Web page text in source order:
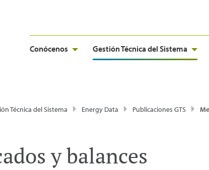
Conócenos Gestión Técnica del Sistema
Técnica del Sistema Energy Data Publicaciones GTS
y balances